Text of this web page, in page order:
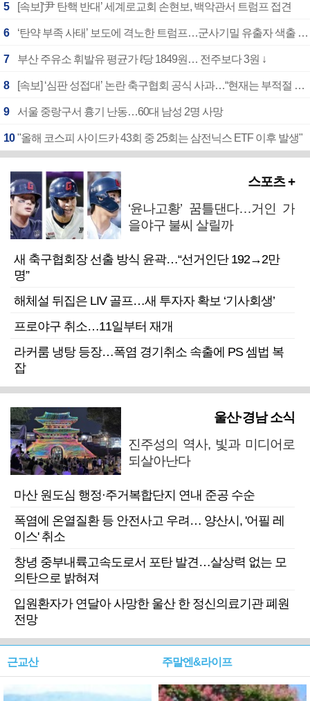
5 [속보]‘尹 탄핵 반대’ 세계로교회 손현보, 백악관서 트럼프 접견
6 ‘탄약 부족 사태’ 보도에 격노한 트럼프…군사기밀 유출자 색출 지시
7 부산 주유소 휘발유 평균가 ℓ당 1849원… 전주보다 3원 ↓
8 [속보] ‘심판 성접대’ 논란 축구협회 공식 사과…“현재는 부적절 행위 없어”
9 서울 중랑구서 흉기 난동…60대 남성 2명 사망
10 "올해 코스피 사이드카 43회 중 25회는 삼전닉스 ETF 이후 발생"
스포츠 +
‘윤나고황’ 꿈틀댄다…거인 가
을야구 불씨 살릴까
새 축구협회장 선출 방식 윤곽…“선거인단 192→2만
명”
해체설 뒤집은 LIV 골프…새 투자자 확보 ‘기사회생’
프로야구 취소…11일부터 재개
라커룸 냉탕 등장…폭염 경기취소 속출에 PS 셈법 복
잡
울산·경남 소식
진주성의 역사, 빛과 미디어로
되살아난다
마산 원도심 행정·주거복합단지 연내 준공 수순
폭염에 온열질환 등 안전사고 우려… 양산시, '어필 레
이스' 취소
창녕 중부내륙고속도로서 포탄 발견…살상력 없는 모
의탄으로 밝혀져
입원환자가 연달아 사망한 울산 한 정신의료기관 폐원
전망
근교산 주말엔&라이프